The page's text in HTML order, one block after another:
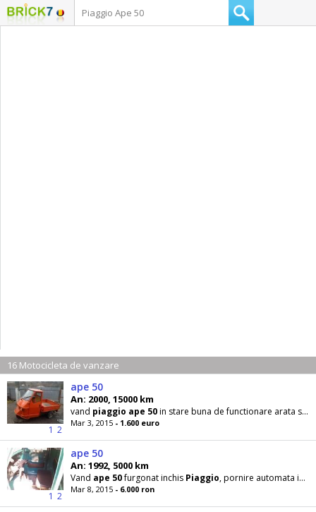
16 Motocicleta de vanzare
1 2
ape 50
An: 2000, 15000 km
vand piaggio ape 50in stare buna de functionare arata si functioneaza f bine se poate inmatricula
Mar 3, 2015 - 1.600 euro
1 2
ape 50
An: 1992, 5000 km
Vand ape 50furgonat inchis Piaggio, pornire automata in conditii foarte bune, revizionat complet
Mar 8, 2015 - 6.000 ron